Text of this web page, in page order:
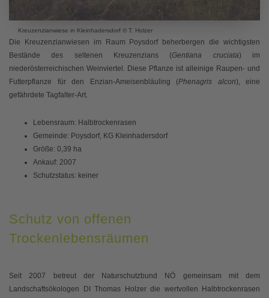
Kreuzenzianwiese in Kleinhadersdorf © T. Holzer
Die Kreuzenzianwiesen im Raum Poysdorf beherbergen die wichtigsten
Bestände des seltenen Kreuzenzians (Gentiana cruciata) im
niederösterreichischen Weinviertel. Diese Pflanze ist alleinige Raupen- und
Futterpflanze für den Enzian-Ameisenbläuling (Phenagris alcon), eine
gefährdete Tagfalter-Art.
Lebensraum: Halbtrockenrasen
Gemeinde: Poysdorf, KG Kleinhadersdorf
Größe: 0,39 ha
Ankauf: 2007
Schutzstatus: keiner
Schutz von offenen
Trockenlebensräumen
Seit 2007 betreut der Naturschutzbund NÖ gemeinsam mit dem
Landschaftsökologen DI Thomas Holzer die wertvollen Halbtrockenrasen